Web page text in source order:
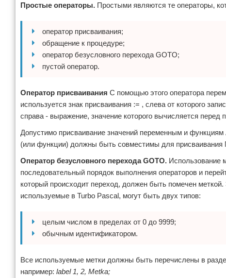
Простые операторы. Простыми являются те операторы,
оператор присваивания;
обращение к процедуре;
оператор безусловного перехода GOTO;
пустой оператор.
Оператор присваивания С помощью этого оператора
используется знак присваивания := , слева от которого
справа - выражение, значение которого вычисляется перед
Допустимо присваивание значений переменным и
(или функции) должны быть совместимы для присваивания
Оператор безусловного перехода GOTO. Использование
последовательный порядок выполнения операторов и
который происходит переход, должен быть помечен
используемые в Turbo Pascal, могут быть двух типов:
целым числом в пределах от 0 до 9999;
обычным идентификатором.
Все используемые метки должны быть перечислены в
например: label 1, 2, Metka;